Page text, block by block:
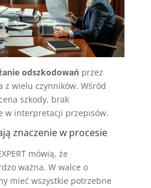
odszkodowańprzez
z wielu czynników. Wśród
szkody, brak
w interpretacji przepisów.
znaczenie w procesie
mówią, że
ważna. W walce o
mieć wszystkie potrzebne